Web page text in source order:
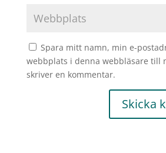
Spara mitt namn, min e-
webbplats i denna webbläsare till
skriver en kommentar.